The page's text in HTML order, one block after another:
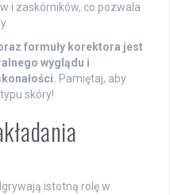
i zaskórników, co pozwala
formuły korektora jest
wyglądu i
Pamiętaj, aby
skóry!
istotną rolę w